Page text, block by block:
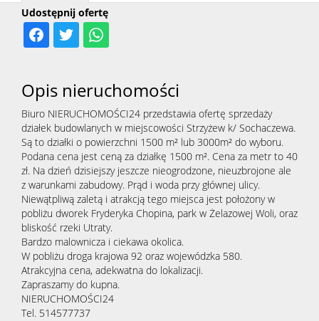
Udostępnij ofertę
Opis nieruchomości
Biuro NIERUCHOMOŚCI24 przedstawia ofertę sprzedaży
działek budowlanych w miejscowości Strzyżew k/ Sochaczewa.
Są to działki o powierzchni 1500 m² lub 3000m² do wyboru.
Podana cena jest ceną za działkę 1500 m². Cena za metr to 40
zł. Na dzień dzisiejszy jeszcze nieogrodzone, nieuzbrojone ale
z warunkami zabudowy. Prąd i woda przy głównej ulicy.
Niewątpliwą zaletą i atrakcją tego miejsca jest położony w
pobliżu dworek Fryderyka Chopina, park w Żelazowej Woli, oraz
bliskość rzeki Utraty.
Bardzo malownicza i ciekawa okolica.
W pobliżu droga krajowa 92 oraz wojewódzka 580.
Atrakcyjna cena, adekwatna do lokalizacji.
Zapraszamy do kupna.
NIERUCHOMOŚCI24
Tel. 514577737